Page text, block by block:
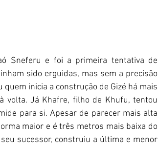
Sneferu e foi a primeira tentativa de
sido erguidas, mas sem a precisão
inicia a construção de Gizé há mais
volta. Já Khafre, filho de Khufu, tentou
para si. Apesar de parecer mais alta
maior e é três metros mais baixa do
sucessor, construiu a última e menor